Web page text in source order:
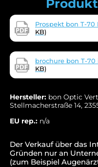
Prospekt bon T-
KB)
brochure bon T-
KB)
Hersteller: bon Optic
Stellmacherstraße 14,
EU rep.: n/a
Der Verkauf über das
Gründen nur an
(zum Beispiel